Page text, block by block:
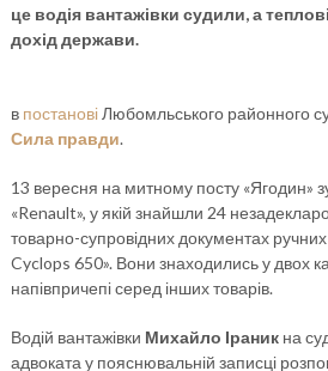
це водія вантажівки судили, а
дохід держави.
в постановіЛюбомльського районного
Сила правди.
13 вересня на митному посту «Ягодин»
«Renault», у якій знайшли 24
товарно-супровідних документах
Cyclops 650». Вони знаходились у двох
напівпричепі серед інших товарів.
Водій вантажівки Михайло Іраникна
адвоката у пояснювальній записці